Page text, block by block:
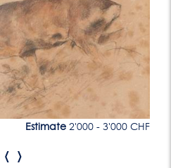
Estimate 2'000 - 3'000 CHF
‹ ›